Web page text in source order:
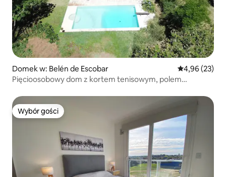
Domek w: Belén de Escobar Średnia
4,96 (23)
Pięcioosobowy dom z kortem tenisowym, polem
Wybór gości
Wybór gości